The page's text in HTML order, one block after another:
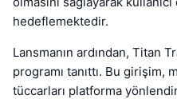
hedeflemektedir.
Lansmanın ardından, Titan
programı tanıttı. Bu girişim,
tüccarları platforma